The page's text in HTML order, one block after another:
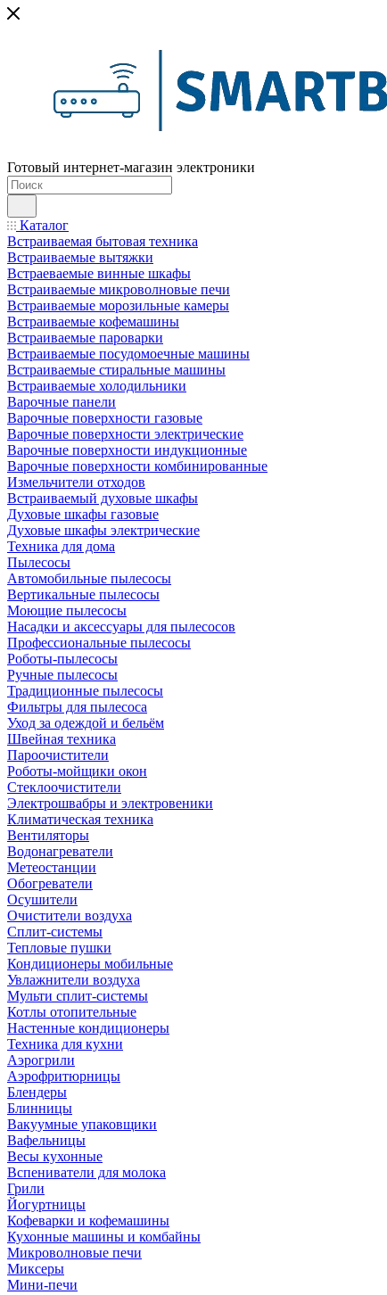
Готовый интернет-магазин электроники
Каталог
Встраиваемая бытовая техника
Встраиваемые вытяжки
Встраеваемые винные шкафы
Встраиваемые микроволновые печи
Встраиваемые морозильные камеры
Встраиваемые кофемашины
Встраиваемые пароварки
Встраиваемые посудомоечные машины
Встраиваемые стиральные машины
Встраиваемые холодильники
Варочные панели
Варочные поверхности газовые
Варочные поверхности электрические
Варочные поверхности индукционные
Варочные поверхности комбинированные
Измельчители отходов
Встраиваемый духовые шкафы
Духовые шкафы газовые
Духовые шкафы электрические
Техника для дома
Пылесосы
Автомобильные пылесосы
Вертикальные пылесосы
Моющие пылесосы
Насадки и аксессуары для пылесосов
Профессиональные пылесосы
Роботы-пылесосы
Ручные пылесосы
Традиционные пылесосы
Фильтры для пылесоса
Уход за одеждой и бельём
Швейная техника
Пароочистители
Роботы-мойщики окон
Стеклоочистители
Электрошвабры и электровеники
Климатическая техника
Вентиляторы
Водонагреватели
Метеостанции
Обогреватели
Осушители
Очистители воздуха
Сплит-системы
Тепловые пушки
Кондиционеры мобильные
Увлажнители воздуха
Мульти сплит-системы
Котлы отопительные
Настенные кондиционеры
Техника для кухни
Аэрогрили
Аэрофритюрницы
Блендеры
Блинницы
Вакуумные упаковщики
Вафельницы
Весы кухонные
Вспениватели для молока
Грили
Йогуртницы
Кофеварки и кофемашины
Кухонные машины и комбайны
Микроволновые печи
Миксеры
Мини-печи